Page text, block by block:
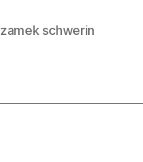
w
zamek schwerin